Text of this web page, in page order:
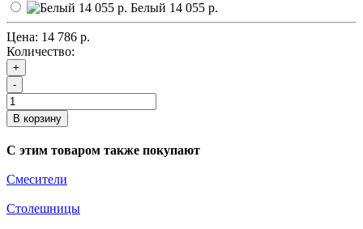
Белый 14 055 р.
Цена: 14 786 р.
Количество:
+
-
В корзину
С этим товаром также покупают
Смесители
Столешницы